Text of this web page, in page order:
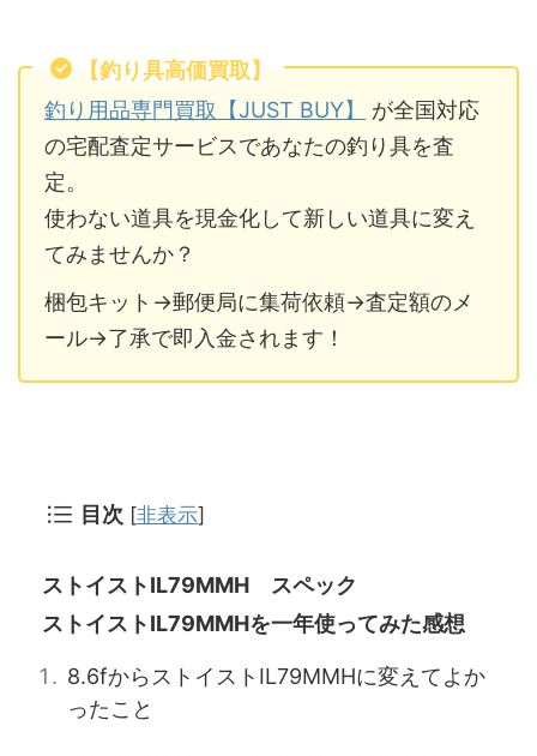
【釣り具高価買取】
釣り用品専門買取【JUST BUY】
が全国対応
の宅配査定サービスであなたの釣り具を査
定。
使わない道具を現金化して新しい道具に変え
てみませんか？
梱包キット→郵便局に集荷依頼→査定額のメ
ール→了承で即入金されます！
目次 [非表示]
ストイストIL79MMH スペック
ストイストIL79MMHを一年使ってみた感想
8.6fからストイストIL79MMHに変えてよか
ったこと